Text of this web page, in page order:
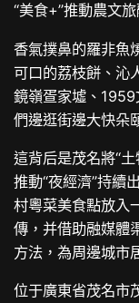
“美食+”推動農文
香氣撲鼻的羅非魚
可口的荔枝餅、沁
鏡嶺疍家墟、
們邊逛街邊大快朵
這背后是茂名將“土
推動“夜經濟”持續
村粵菜美食點放入
傳，并借助融媒體
方法，為周邊城市
位于廣東省茂名市